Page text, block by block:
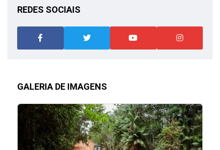
REDES SOCIAIS
GALERIA DE IMAGENS